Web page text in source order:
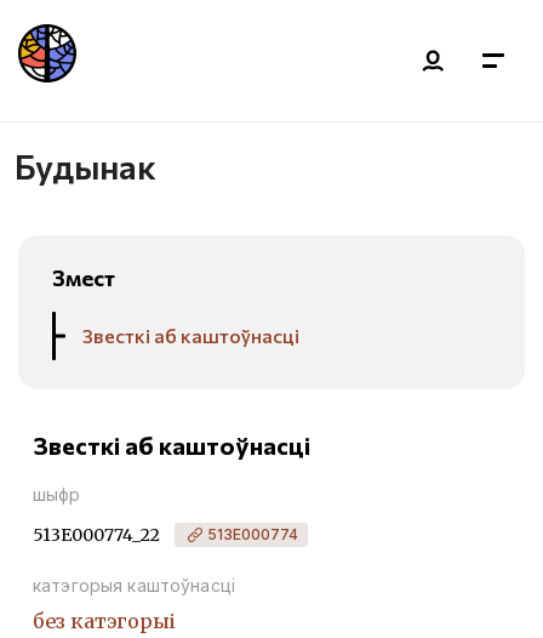
Будынак
Змест
Звесткі аб каштоўнасці
Звесткі аб каштоўнасці
шыфр
513Е000774_22 513Е000774
катэгорыя каштоўнасці
без катэгорыі